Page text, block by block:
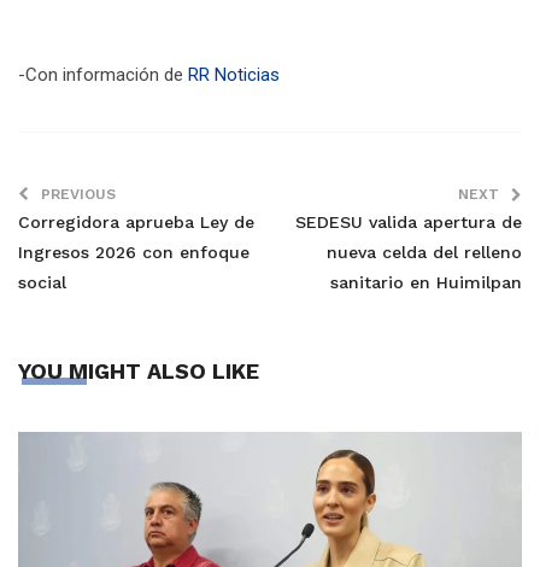
-Con información de RR Noticias
PREVIOUS
Corregidora aprueba Ley de
Ingresos 2026 con enfoque
social
NEXT
SEDESU valida apertura de
nueva celda del relleno
sanitario en Huimilpan
YOU MIGHT ALSO LIKE